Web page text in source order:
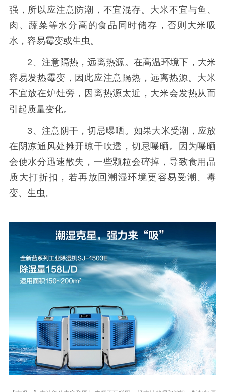
强，所以应注意防潮，不宜混存。大米不宜与鱼、
肉、蔬菜等水分高的食品同时储存，否则大米吸
水，容易霉变或生虫。
2、注意隔热，远离热源。在高温环境下，大米
容易发热霉变，因此应注意隔热，远离热源。大米
不宜放在炉灶旁，因离热源太近，大米会发热从而
引起质量变化。
3、注意阴干，切忌曝晒。如果大米受潮，应放
在阴凉通风处摊开晾干吹透，切忌曝晒。因为曝晒
会使水分迅速散失，一些颗粒会碎掉，导致食用品
质大打折扣，若再放回潮湿环境更容易受潮、霉
变、生虫。